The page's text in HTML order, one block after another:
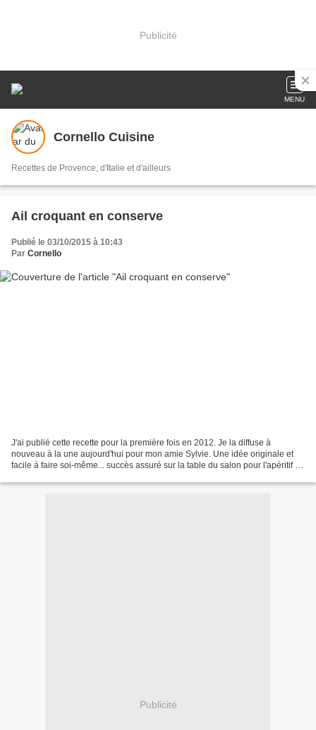
Publicité
MENU
Cornello Cuisine
Recettes de Provence, d'Italie et d'ailleurs
Ail croquant en conserve
Publié le 03/10/2015 à 10:43
Par Cornello
J'ai publié cette recette pour la première fois en 2012. Je la diffuse à
nouveau à la une aujourd'hui pour mon amie Sylvie. Une idée originale et
facile à faire soi-même... succès assuré sur la table du salon pour l'apéritif ! 1
Publicité